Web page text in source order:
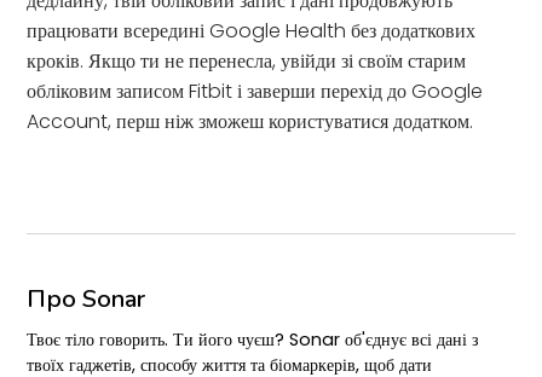
працювати всередині Google Health без додаткових
кроків. Якщо ти не перенесла, увійди зі своїм старим
обліковим записом Fitbit і заверши перехід до Google
Account, перш ніж зможеш користуватися додатком.
Про Sonar
Твоє тіло говорить. Ти його чуєш? Sonar об'єднує всі дані з
твоїх гаджетів, способу життя та біомаркерів, щоб дати